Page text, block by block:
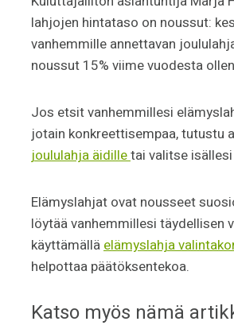
lahjojen hintataso on noussut:
vanhemmille annettavan
noussut 15% viime vuodesta
Jos etsit vanhemmillesi
jotain konkreettisempaa, tutustu
joululahja äidilletai valitse
Elämyslahjat ovat nousseet
löytää vanhemmillesi täydellisen
käyttämälläelämyslahja
helpottaa päätöksentekoa.
Katso myös nämä